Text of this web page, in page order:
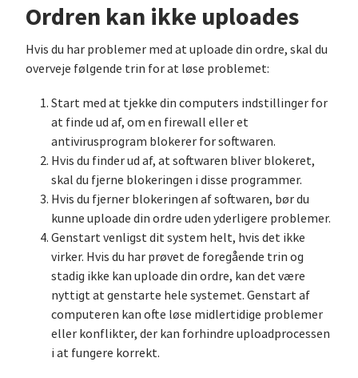
Ordren kan ikke uploades
Hvis du har problemer med at uploade din ordre, skal du
overveje følgende trin for at løse problemet:
Start med at tjekke din computers indstillinger for
at finde ud af, om en firewall eller et
antivirusprogram blokerer for softwaren.
Hvis du finder ud af, at softwaren bliver blokeret,
skal du fjerne blokeringen i disse programmer.
Hvis du fjerner blokeringen af softwaren, bør du
kunne uploade din ordre uden yderligere problemer.
Genstart venligst dit system helt, hvis det ikke
virker. Hvis du har prøvet de foregående trin og
stadig ikke kan uploade din ordre, kan det være
nyttigt at genstarte hele systemet. Genstart af
computeren kan ofte løse midlertidige problemer
eller konflikter, der kan forhindre uploadprocessen
i at fungere korrekt.